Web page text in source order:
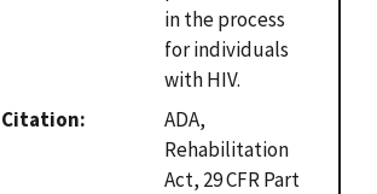
in the process
for individuals
with HIV.
Citation
ADA,
Rehabilitation
Act, 29 CFR Part